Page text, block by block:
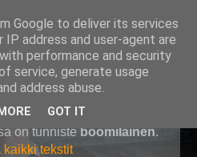
on tunniste böömiläinen.
kaikki tekstit
Google to deliver its services
IP address and user-agent are
performance and security
service, generate usage
address abuse.
GOT IT